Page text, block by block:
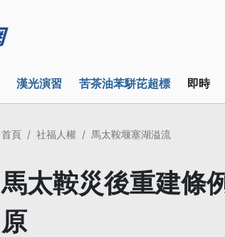
漢光演習 苦茶油苯駢芘超標 即時
首頁 社福人權 馬太鞍堰塞湖溢流
馬太鞍災後重建條
原